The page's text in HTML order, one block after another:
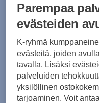
Koko
S M L
Parempaa
evästeiden
K-ryhmä
evästeitä, joiden
tavalla. Lisäksi
palveluiden
yksilöllinen
tarjoaminen. Voit